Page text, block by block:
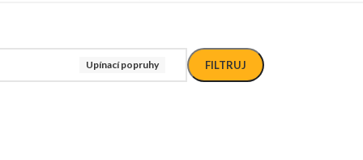
Upínací popruhy FILTRUJ